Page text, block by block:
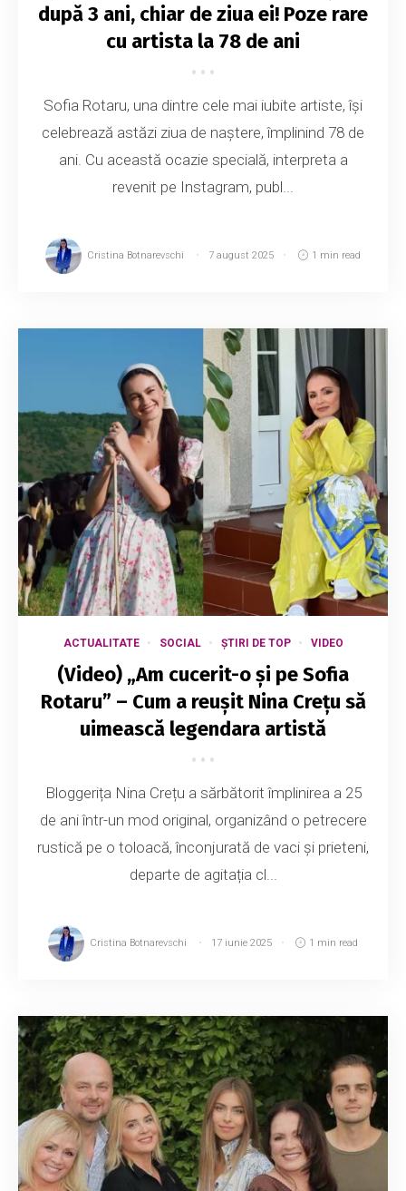
după 3 ani, chiar de ziua ei! Poze rare
cu artista la 78 de ani
Sofia Rotaru, una dintre cele mai iubite artiste, își
celebrează astăzi ziua de naștere, împlinind 78 de
ani. Cu această ocazie specială, interpreta a
revenit pe Instagram, publ...
Cristina Botnarevschi 7 august 2025 1 min read
ACTUALITATE SOCIAL ȘTIRI DE TOP VIDEO
(Video) „Am cucerit-o și pe Sofia
Rotaru” – Cum a reușit Nina Crețu să
uimească legendara artistă
Bloggerița Nina Crețu a sărbătorit împlinirea a 25
de ani într-un mod original, organizând o petrecere
rustică pe o toloacă, înconjurată de vaci și prieteni,
departe de agitația cl...
Cristina Botnarevschi 17 iunie 2025 1 min read